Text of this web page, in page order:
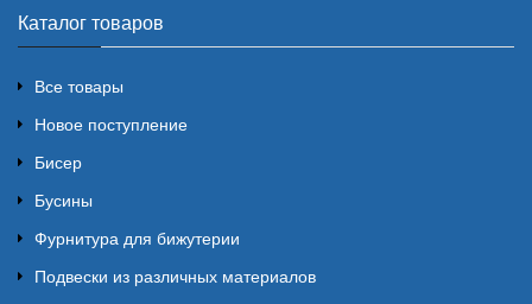
Каталог товаров
Все товары
Новое поступление
Бисер
Бусины
Фурнитура для бижутерии
Подвески из различных материалов